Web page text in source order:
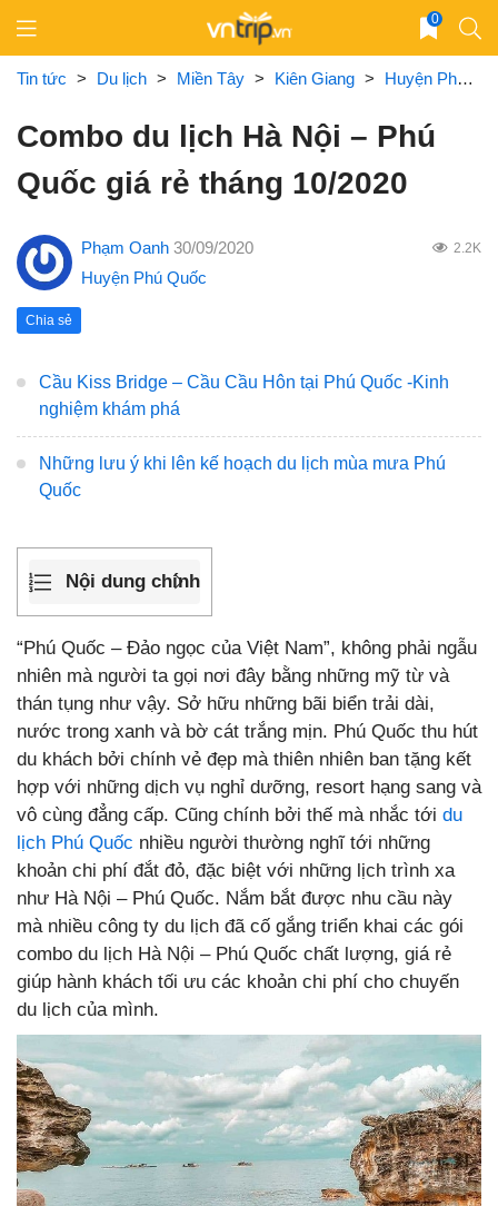
content
0
Tin tức > Du lịch > Miền Tây > Kiên Giang > Huyện Phú Quốc
Combo du lịch Hà Nội – Phú
Quốc giá rẻ tháng 10/2020
Phạm Oanh 30/09/2020 2.2K
Huyện Phú Quốc
Chia sẻ
Cầu Kiss Bridge – Cầu Cầu Hôn tại Phú Quốc -Kinh
nghiệm khám phá
Những lưu ý khi lên kế hoạch du lịch mùa mưa Phú
Quốc
Nội dung chính
“Phú Quốc – Đảo ngọc của Việt Nam”, không phải ngẫu
nhiên mà người ta gọi nơi đây bằng những mỹ từ và
thán tụng như vậy. Sở hữu những bãi biển trải dài,
nước trong xanh và bờ cát trắng mịn. Phú Quốc thu hút
du khách bởi chính vẻ đẹp mà thiên nhiên ban tặng kết
hợp với những dịch vụ nghỉ dưỡng, resort hạng sang và
vô cùng đẳng cấp. Cũng chính bởi thế mà nhắc tới du
lịch Phú Quốc nhiều người thường nghĩ tới những
khoản chi phí đắt đỏ, đặc biệt với những lịch trình xa
như Hà Nội – Phú Quốc. Nắm bắt được nhu cầu này
mà nhiều công ty du lịch đã cố gắng triển khai các gói
combo du lịch Hà Nội – Phú Quốc chất lượng, giá rẻ
giúp hành khách tối ưu các khoản chi phí cho chuyến
du lịch của mình.